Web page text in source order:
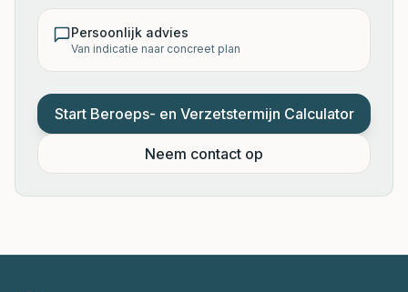
Persoonlijk advies
Van indicatie naar concreet plan
Start Beroeps- en Verzetstermijn Calculator
Neem contact op